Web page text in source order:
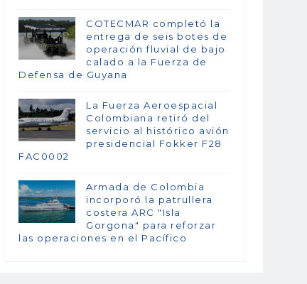
COTECMAR completó la
entrega de seis botes de
operación fluvial de bajo
calado a la Fuerza de
Defensa de Guyana
La Fuerza Aeroespacial
Colombiana retiró del
servicio al histórico avión
presidencial Fokker F28
FAC0002
Armada de Colombia
incorporó la patrullera
costera ARC "Isla
Gorgona" para reforzar
las operaciones en el Pacífico